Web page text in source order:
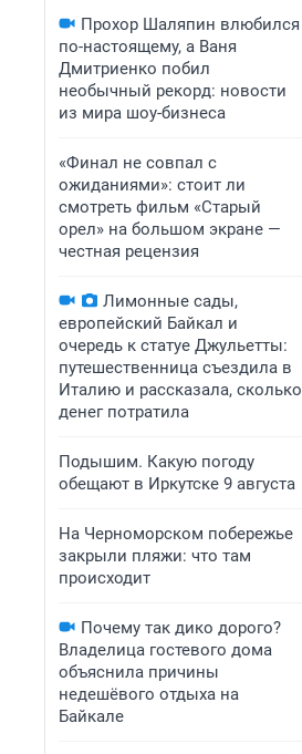
Прохор Шаляпин влюбился
по-настоящему, а Ваня
Дмитриенко побил
необычный рекорд: новости
из мира шоу-бизнеса
«Финал не совпал с
ожиданиями»: стоит ли
смотреть фильм «Старый
орел» на большом экране —
честная рецензия
Лимонные сады,
европейский Байкал и
очередь к статуе Джульетты:
путешественница съездила в
Италию и рассказала, сколько
денег потратила
Подышим. Какую погоду
обещают в Иркутске 9 августа
На Черноморском побережье
закрыли пляжи: что там
происходит
Почему так дико дорого?
Владелица гостевого дома
объяснила причины
недешёвого отдыха на
Байкале